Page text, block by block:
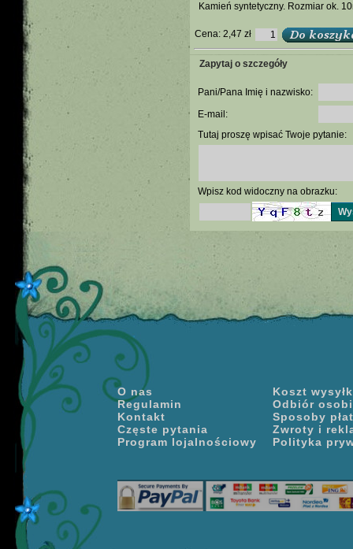
Kamień syntetyczny. Rozmiar ok.
Cena: 2,47 zł
Zapytaj o szczegóły
Pani/Pana Imię i nazwisko:
E-mail:
Tutaj proszę wpisać Twoje pytanie:
Wpisz kod widoczny na obrazku:
O nas
Regulamin
Kontakt
Częste pytania
Program lojalnościowy
Koszt
Odbiór
Sposoby
Zwroty i
Polityka